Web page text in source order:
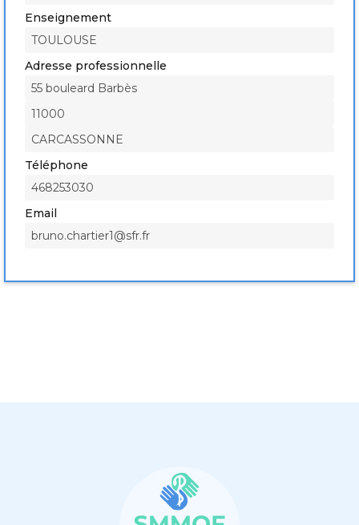
Enseignement
TOULOUSE
Adresse professionnelle
55 bouleard Barbès
11000
CARCASSONNE
Téléphone
468253030
Email
bruno.chartier1@sfr.fr